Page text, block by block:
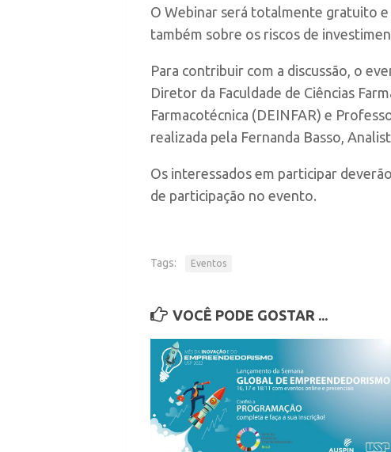
O Webinar será totalmente gratuito e
também sobre os riscos de
Para contribuir com a discussão, o
Diretor da Faculdade de Ciências
Farmacotécnica (DEINFAR) e
realizada pela Fernanda Basso,
Os interessados em participar
de participação no evento.
Tags: Eventos
VOCÊ PODE GOSTAR ...